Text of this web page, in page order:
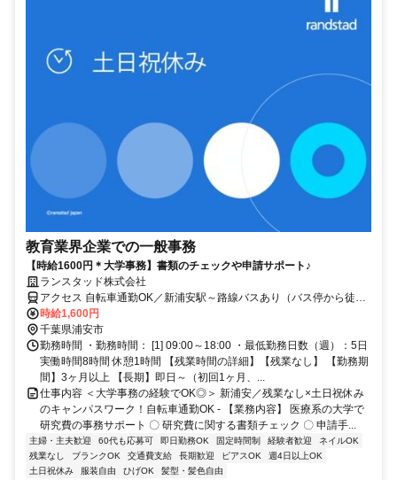
教育業界企業での一般事務
【時給1600円＊大学事務】書類のチェックや申請サポート♪
ランスタッド株式会社
アクセス 自転車通勤OK／新浦安駅～路線バスあり（バス停から徒歩
1分）
時給1,600円
千葉県浦安市
勤務時間 ・勤務時間： [1] 09:00～18:00 ・最低勤務日数（週）：5日
実働時間8時間 休憩1時間 【残業時間の詳細】【残業なし】 【勤務期
間】3ヶ月以上 【長期】即日～（初回1ヶ月、...
仕事内容 ＜大学事務の経験でOK◎＞ 新浦安／残業なし×土日祝休み
のキャンパスワーク！自転車通勤OK - 【業務内容】 医療系の大学で
研究費の事務サポート 〇 研究費に関する書類チェック 〇 申請手...
主婦・主夫歓迎 60代も応募可 即日勤務OK 固定時間制 経験者歓迎
ネイルOK
残業なし
ブランクOK 交通費支給 長期歓迎 ピアスOK
週4日以上OK
土日祝休み
服装自由 ひげOK 髪型・髪色自由